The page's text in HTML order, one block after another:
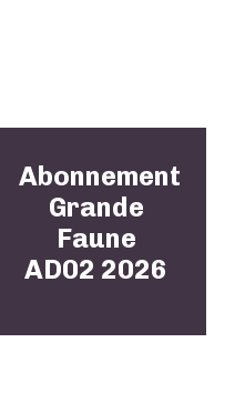
Abonnement
Grande
Faune
AD02 2026